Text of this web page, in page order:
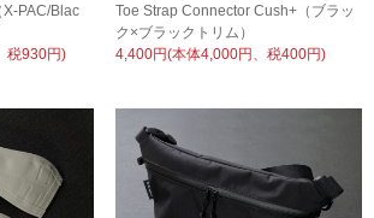
PAC/Blac
税930円)
Toe Strap Connector Cush+（ブラッ
ク×ブラックトリム）
4,400円(本体4,000円、税400円)